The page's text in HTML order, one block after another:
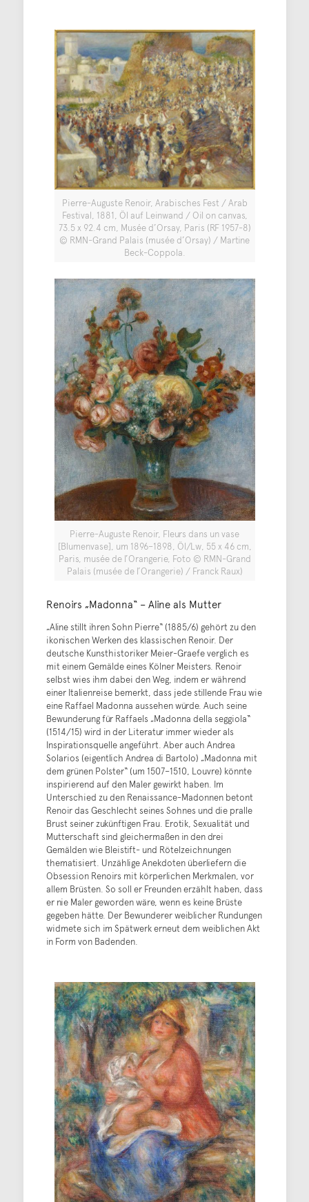
Pierre-Auguste Renoir, Arabisches Fest / Arab
Festival, 1881, Öl auf Leinwand / Oil on canvas,
73.5 x 92.4 cm, Musée d’Orsay, Paris (RF 1957-8)
© RMN-Grand Palais (musée d’Orsay) / Martine
Beck-Coppola.
Pierre-Auguste Renoir, Fleurs dans un vase
[Blumenvase], um 1896–1898, Öl/Lw, 55 x 46 cm,
Paris, musée de l’Orangerie, Foto © RMN-Grand
Palais (musée de l’Orangerie) / Franck Raux)
Renoirs „Madonna“ – Aline als Mutter
„Aline stillt ihren Sohn Pierre“ (1885/6) gehört zu den
ikonischen Werken des klassischen Renoir. Der
deutsche Kunsthistoriker Meier-Graefe verglich es
mit einem Gemälde eines Kölner Meisters. Renoir
selbst wies ihm dabei den Weg, indem er während
einer Italienreise bemerkt, dass jede stillende Frau wie
eine Raffael Madonna aussehen würde. Auch seine
Bewunderung für Raffaels „Madonna della seggiola“
(1514/15) wird in der Literatur immer wieder als
Inspirationsquelle angeführt. Aber auch Andrea
Solarios (eigentlich Andrea di Bartolo) „Madonna mit
dem grünen Polster“ (um 1507–1510, Louvre) könnte
inspirierend auf den Maler gewirkt haben. Im
Unterschied zu den Renaissance-Madonnen betont
Renoir das Geschlecht seines Sohnes und die pralle
Brust seiner zukünftigen Frau. Erotik, Sexualität und
Mutterschaft sind gleichermaßen in den drei
Gemälden wie Bleistift- und Rötelzeichnungen
thematisiert. Unzählige Anekdoten überliefern die
Obsession Renoirs mit körperlichen Merkmalen, vor
allem Brüsten. So soll er Freunden erzählt haben, dass
er nie Maler geworden wäre, wenn es keine Brüste
gegeben hätte. Der Bewunderer weiblicher Rundungen
widmete sich im Spätwerk erneut dem weiblichen Akt
in Form von Badenden.